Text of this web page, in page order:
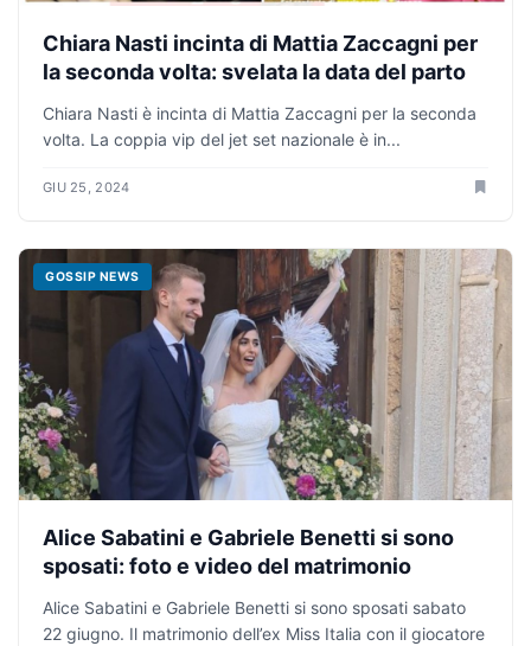
Chiara Nasti incinta di Mattia Zaccagni per
la seconda volta: svelata la data del parto
Chiara Nasti è incinta di Mattia Zaccagni per la seconda
volta. La coppia vip del jet set nazionale è in...
GIU 25, 2024
GOSSIP NEWS
Alice Sabatini e Gabriele Benetti si sono
sposati: foto e video del matrimonio
Alice Sabatini e Gabriele Benetti si sono sposati sabato
22 giugno. Il matrimonio dell’ex Miss Italia con il giocatore